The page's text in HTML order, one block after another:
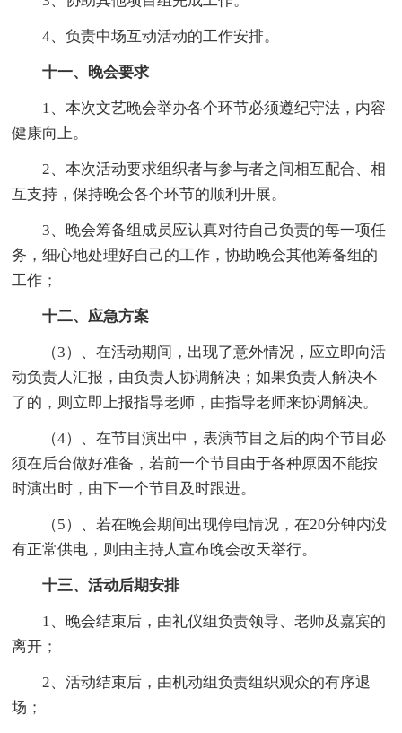
4、负责中场互动活动的工作安排。
十一、晚会要求
1、本次文艺晚会举办各个环节必须遵纪守法，内容
健康向上。
2、本次活动要求组织者与参与者之间相互配合、相
互支持，保持晚会各个环节的顺利开展。
3、晚会筹备组成员应认真对待自己负责的每一项任
务，细心地处理好自己的工作，协助晚会其他筹备组的
工作；
十二、应急方案
（3）、在活动期间，出现了意外情况，应立即向活
动负责人汇报，由负责人协调解决；如果负责人解决不
了的，则立即上报指导老师，由指导老师来协调解决。
（4）、在节目演出中，表演节目之后的两个节目必
须在后台做好准备，若前一个节目由于各种原因不能按
时演出时，由下一个节目及时跟进。
（5）、若在晚会期间出现停电情况，在20分钟内没
有正常供电，则由主持人宣布晚会改天举行。
十三、活动后期安排
1、晚会结束后，由礼仪组负责领导、老师及嘉宾的
离开；
2、活动结束后，由机动组负责组织观众的有序退
场；